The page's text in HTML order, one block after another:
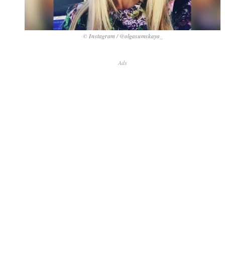
© Instagram / @olgasumskaya_
Ads